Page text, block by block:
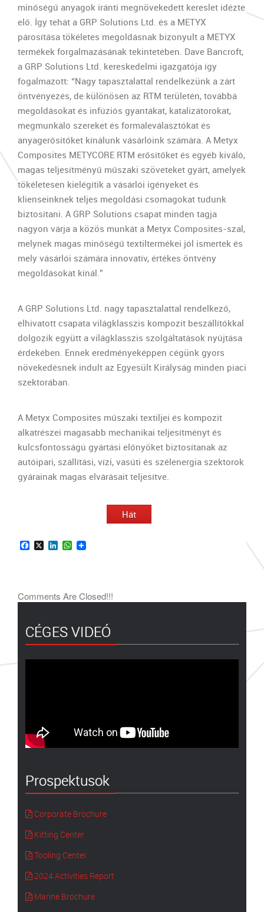
minőségű anyagok iránti megnövekedett kereslet idézte
elő. Így tehát a GRP Solutions Ltd. és a METYX
párosítása tökéletes megoldásnak bizonyult a METYX
termékek forgalmazásának tekintetében. Dave Bancroft,
a GRP Solutions Ltd. kereskedelmi igazgatója így
fogalmazott: “Nagy tapasztalattal rendelkezünk a zárt
öntvényezés, de különösen az RTM területén, továbbá
megoldásokat és infúziós gyantákat, katalizátorokat,
megmunkáló szereket és formaleválasztókat és
anyagerősítőket kínálunk vásárlóink számára. A Metyx
Composites METYCORE RTM erősítőket és egyéb kiváló,
magas teljesítményű műszaki szöveteket gyárt, amelyek
tökéletesen kielégítik a vásárlói igényeket és
klienseinknek teljes megoldási csomagokat tudunk
biztosítani. A GRP Solutions csapat minden tagja
nagyon várja a közös munkát a Metyx Composites-szal,
melynek magas minőségű textiltermékei jól ismertek és
mely vásárlói számára innovatív, értékes öntvény
megoldásokat kínál.”
A GRP Solutions Ltd. nagy tapasztalattal rendelkező,
elhivatott csapata világklasszis kompozit beszállítókkal
dolgozik együtt a világklasszis szolgáltatások nyújtása
érdekében. Ennek eredményeképpen cégünk gyors
növekedésnek indult az Egyesült Királyság minden piaci
szektorában.
A Metyx Composites műszaki textiljei és kompozit
alkatrészei magasabb mechanikai teljesítményt és
kulcsfontosságú gyártási előnyöket biztosítanak az
autóipari, szállítási, vízi, vasúti és szélenergia szektorok
gyárainak magas elvárásait teljesítve.
Hát
Facebook
X LinkedInWhatsApp
Comments Are Closed!!!
CÉGES VIDEÓ
Prospektusok
Corporate Brochure
Kitting Center
Tooling Center
2024 Activities Report
Marine Brochure